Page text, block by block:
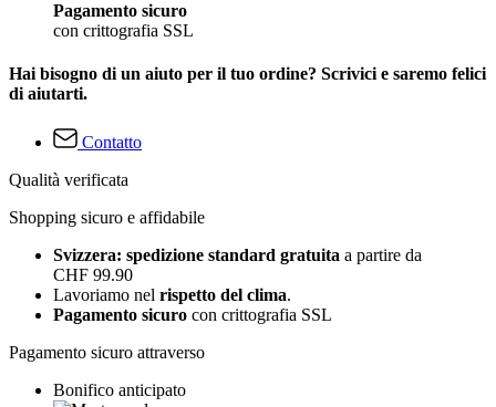
Pagamento sicuro
con crittografia SSL
Hai bisogno di un aiuto per il tuo ordine? Scrivici e saremo felici
di aiutarti.
Contatto
Qualità verificata
Shopping sicuro e affidabile
Svizzera: spedizione standard gratuita a partire da
CHF 99.90
Lavoriamo nel rispetto del clima.
Pagamento sicuro con crittografia SSL
Pagamento sicuro attraverso
Bonifico anticipato